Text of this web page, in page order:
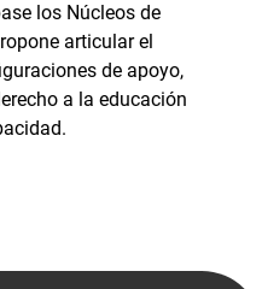
los Núcleos de
articular el
de apoyo,
a la educación